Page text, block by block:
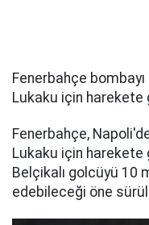
Fenerbahçe
Lukaku için harekete
Fenerbahçe,
Lukaku için harekete
Belçikalı golcüyü 10
edebileceği öne